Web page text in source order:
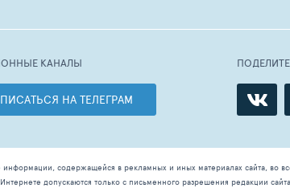
КАНАЛЫ
НА ТЕЛЕГРАМ
содержащейся в рекламных и иных материалах сайта, во
допускаются только с письменного разрешения редакции